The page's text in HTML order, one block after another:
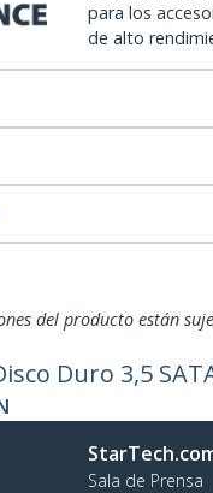
para los
de alto
del producto están
Duro 3,5
Sala de Prensa